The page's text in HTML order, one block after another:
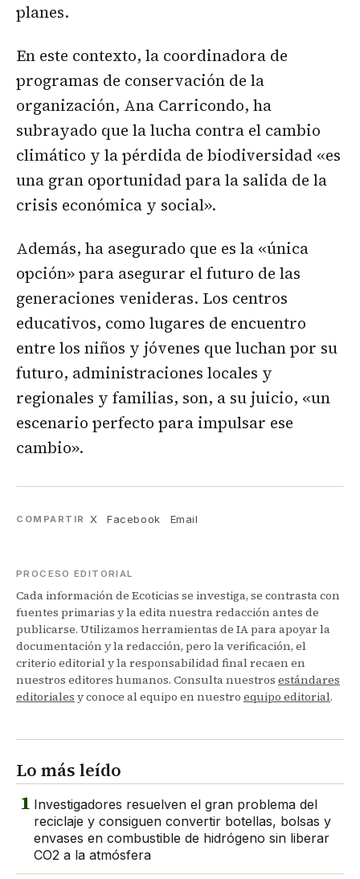
planes.
En este contexto, la coordinadora de
programas de conservación de la
organización, Ana Carricondo, ha
subrayado que la lucha contra el cambio
climático y la pérdida de biodiversidad «es
una gran oportunidad para la salida de la
crisis económica y social».
Además, ha asegurado que es la «única
opción» para asegurar el futuro de las
generaciones venideras. Los centros
educativos, como lugares de encuentro
entre los niños y jóvenes que luchan por su
futuro, administraciones locales y
regionales y familias, son, a su juicio, «un
escenario perfecto para impulsar ese
cambio».
COMPARTIR X Facebook Email
PROCESO EDITORIAL
Cada información de Ecoticias se investiga, se contrasta con
fuentes primarias y la edita nuestra redacción antes de
publicarse. Utilizamos herramientas de IA para apoyar la
documentación y la redacción, pero la verificación, el
criterio editorial y la responsabilidad final recaen en
nuestros editores humanos. Consulta nuestros estándares
editoriales y conoce al equipo en nuestro equipo editorial.
Lo más leído
1 Investigadores resuelven el gran problema del
reciclaje y consiguen convertir botellas, bolsas y
envases en combustible de hidrógeno sin liberar
CO2 a la atmósfera